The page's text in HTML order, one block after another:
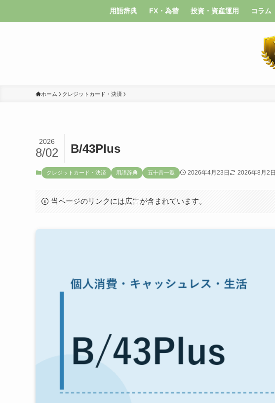
用語辞典 FX・為替 投資・資産運用 コラム
ホーム クレジットカード・決済
B/43Plus
2026
8/02
クレジットカード・決済 用語辞典 五十音一覧 2026年4月23日 2026年8月2日
当ページのリンクには広告が含まれています。